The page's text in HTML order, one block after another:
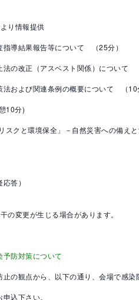
所より情報提供 滋賀
果報告等について （25分）
（アスベスト関係）について
関連条例の概要について （10
)
環境保全」－自然災害への備え
環境アドバ
変更が生じる場合があります。
防対策について
の観点から、以下の通り、会場で感
込下さい。